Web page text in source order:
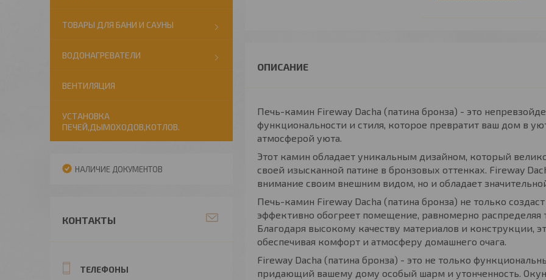
Печь-камин Fireway Dacha (патина бронза) - это
функциональности и стиля, которое превратит ваш дом в
атмосферой уюта.
Этот камин обладает уникальным дизайном, который
своей изысканной патине в бронзовых оттенках. Fireway
внимание своим внешним видом, но и обладает
Печь-камин Fireway Dacha (патина бронза) не только
эффективно обогреет помещение, равномерно распределяя
Благодаря высокому качеству материалов и конструкции,
обеспечивая комфорт и атмосферу домашнего очага.
Fireway Dacha (патина бронза) - это не только
придающий вашему дому особый шарм и утонченность.
ТОВАРЫ ДЛЯ БАНИ И САУНЫ
ВОДОНАГРЕВАТЕЛИ
ВЕНТИЛЯЦИЯ
УСТАНОВКА
ПЕЧЕЙ,ДЫМОХОДОВ,КОТЛОВ.
НАЛИЧИЕ ДОКУМЕНТОВ
КОНТАКТЫ